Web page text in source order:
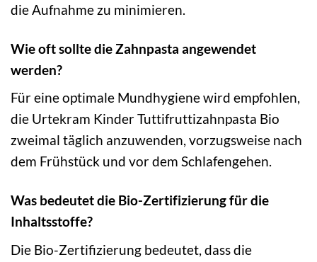
die Aufnahme zu minimieren.
Wie oft sollte die Zahnpasta angewendet
werden?
Für eine optimale Mundhygiene wird empfohlen,
die Urtekram Kinder Tuttifruttizahnpasta Bio
zweimal täglich anzuwenden, vorzugsweise nach
dem Frühstück und vor dem Schlafengehen.
Was bedeutet die Bio-Zertifizierung für die
Inhaltsstoffe?
Die Bio-Zertifizierung bedeutet, dass die